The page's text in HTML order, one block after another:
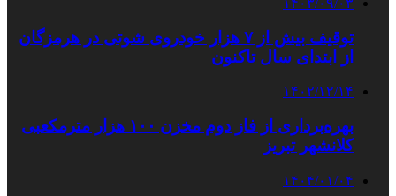
توقیف بیش از ۷ هزار خودروی شوتی در هرمزگان
از ابتدای سال تاکنون
۱۴۰۲/۱۲/۱۴
بهره‌برداری از فاز دوم مخزن ۱۰۰ هزار مترمکعبی
کلانشهر تبریز
۱۴۰۴/۰۱/۰۴